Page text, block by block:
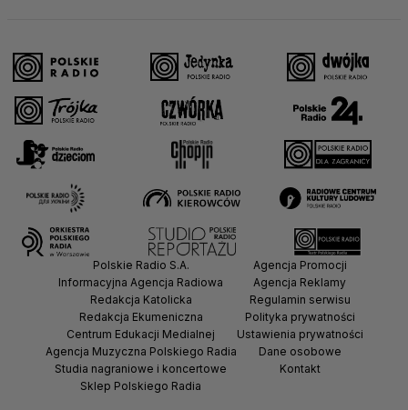
Polskie Radio S.A.
Informacyjna Agencja Radiowa
Redakcja Katolicka
Redakcja Ekumeniczna
Centrum Edukacji Medialnej
Agencja Muzyczna Polskiego Radia
Studia nagraniowe i koncertowe
Sklep Polskiego Radia
Agencja Promocji
Agencja Reklamy
Regulamin serwisu
Polityka prywatności
Ustawienia prywatności
Dane osobowe
Kontakt